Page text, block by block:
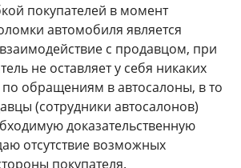
покупателей в момент
автомобиля является
с продавцом, при
не оставляет у себя никаких
обращениям в автосалоны, в то
(сотрудники автосалонов)
доказательственную
отсутствие возможных
покупателя.